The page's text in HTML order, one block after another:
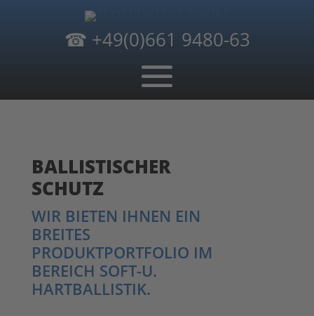
☎ +49(0)661 9480-63
BALLISTISCHER
SCHUTZ
WIR BIETEN IHNEN EIN
BREITES
PRODUKTPORTFOLIO IM
BEREICH SOFT-U.
HARTBALLISTIK.